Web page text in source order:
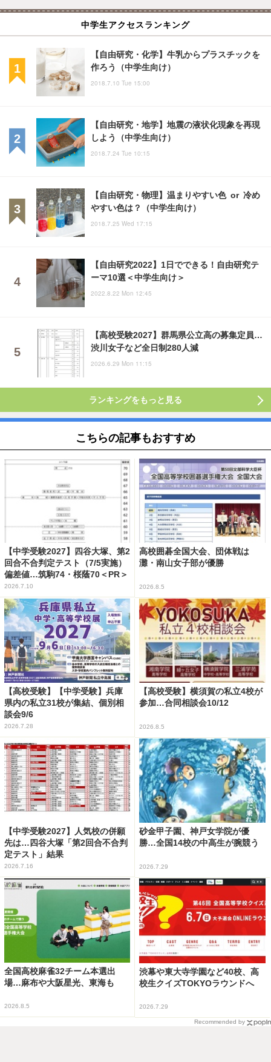
中学生アクセスランキング
【自由研究・化学】牛乳からプラスチックを
作ろう（中学生向け）
2018.7.10 Tue 15:00
【自由研究・地学】地震の液状化現象を再現
しよう（中学生向け）
2018.7.24 Tue 10:15
【自由研究・物理】温まりやすい色 or 冷め
やすい色は？（中学生向け）
2018.7.25 Wed 17:15
【自由研究2022】1日でできる！自由研究テ
ーマ10選＜中学生向け＞
2022.8.22 Mon 12:45
【高校受験2027】群馬県公立高の募集定員…
渋川女子など全日制280人減
2026.6.29 Mon 11:15
ランキングをもっと見る
こちらの記事もおすすめ
【中学受験2027】四谷大塚、第2
回合不合判定テスト（7/5実施）
偏差値…筑駒74・桜蔭70＜PR＞
2026.7.10
高校囲碁全国大会、団体戦は
灘・南山女子部が優勝
2026.8.5
【高校受験】【中学受験】兵庫
県内の私立31校が集結、個別相
談会9/6
2026.7.28
【高校受験】横須賀の私立4校が
参加…合同相談会10/12
2026.8.5
【中学受験2027】人気校の併願
先は…四谷大塚「第2回合不合判
定テスト」結果
2026.7.16
砂金甲子園、神戸女学院が優
勝…全国14校の中高生が腕競う
2026.7.29
全国高校麻雀32チーム本選出
場…麻布や大阪星光、東海も
2026.8.5
渋幕や東大寺学園など40校、高
校生クイズTOKYOラウンドへ
2026.7.29
Recommended by